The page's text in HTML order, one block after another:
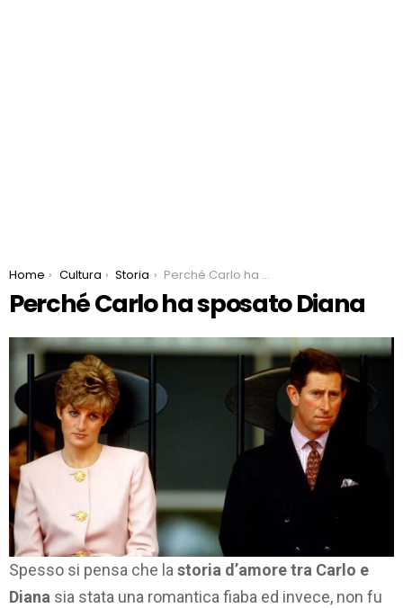
You are here:
Home Cultura Storia Perché Carlo ha sposato Diana
Perché Carlo ha sposato Diana
Spesso si pensa che la storia d’amore tra Carlo e
Diana sia stata una romantica fiaba ed invece, non fu